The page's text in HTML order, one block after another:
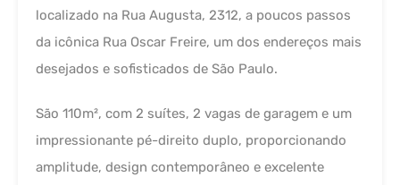
localizado na Rua Augusta, 2312, a poucos passos
da icônica Rua Oscar Freire, um dos endereços mais
desejados e sofisticados de São Paulo.
São 110m², com 2 suítes, 2 vagas de garagem e um
impressionante pé-direito duplo, proporcionando
amplitude, design contemporâneo e excelente